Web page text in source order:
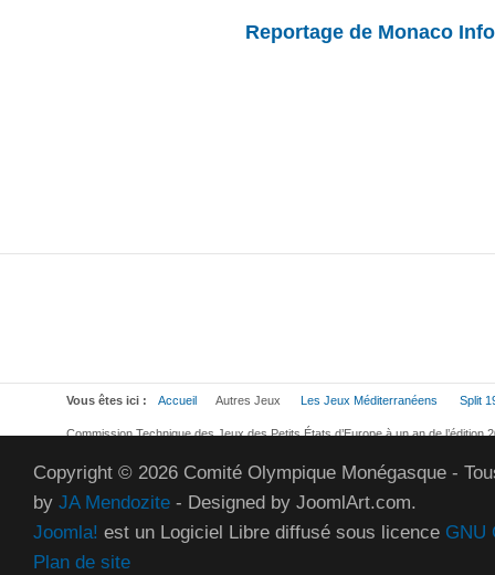
Reportage de Monaco Info
Vous êtes ici : Accueil Autres Jeux Les Jeux Méditerranéens Split
Commission Technique des Jeux des Petits États d’Europe à un an de l’édition
Copyright © 2026 Comité Olympique Monégasque -
by JA Mendozite - Designed by JoomlArt.com.
Joomla! est un Logiciel Libre diffusé sous licence GNU
Plan de site